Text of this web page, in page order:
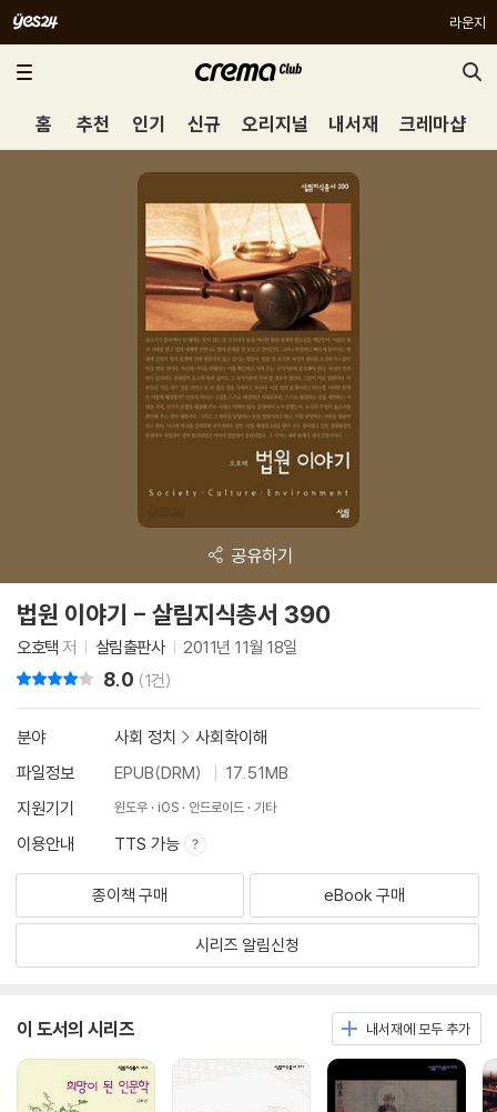
라운지
홈 추천 인기 신규 오리지널 내서재 크레마샵
공유하기
법원 이야기 - 살림지식총서 390
오호택 저 살림출판사 2011년 11월 18일
8.0 (1건)
분야 사회 정치 > 사회학이해
파일정보
EPUB(DRM)
17.51MB
지원기기
윈도우 iOS 안드로이드 기타
이용안내 TTS 가능
종이책 구매 eBook 구매
시리즈 알림신청
이 도서의 시리즈 내서재에 모두 추가